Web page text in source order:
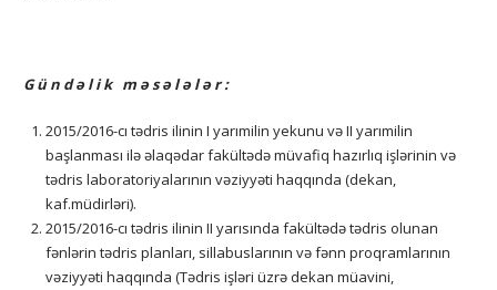
G ü n d ə l i k m ə s ə l ə l ə r :
2015/2016-cı tədris ilinin I yarımilin yekunu və II yarımilin
başlanması ilə əlaqədar fakültədə müvafiq hazırlıq işlərinin və
tədris laboratoriyalarının vəziyyəti haqqında (dekan,
kaf.müdirləri).
2015/2016-cı tədris ilinin II yarısında fakültədə tədris olunan
fənlərin tədris planları, sillabuslarının və fənn proqramlarının
vəziyyəti haqqında (Tədris işləri üzrə dekan müavini,